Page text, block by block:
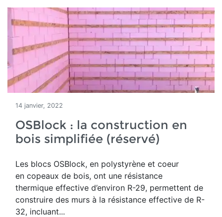
14 janvier, 2022
OSBlock : la construction en
bois simplifiée (réservé)
Les blocs OSBlock, en polystyrène et coeur
en copeaux de bois, ont une résistance
thermique effective d’environ R-29, permettent de
construire des murs à la résistance effective de R-
32, incluant...